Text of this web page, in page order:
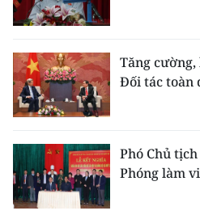
Đồng bằng sông Cửu Long
Chuyên trang Hà Nội
Chuyên trang TP. Hồ Chí
CÁC CHUYÊN TRANG
Tăng cường,
Đối tác toàn
Phó Chủ
Phóng làm